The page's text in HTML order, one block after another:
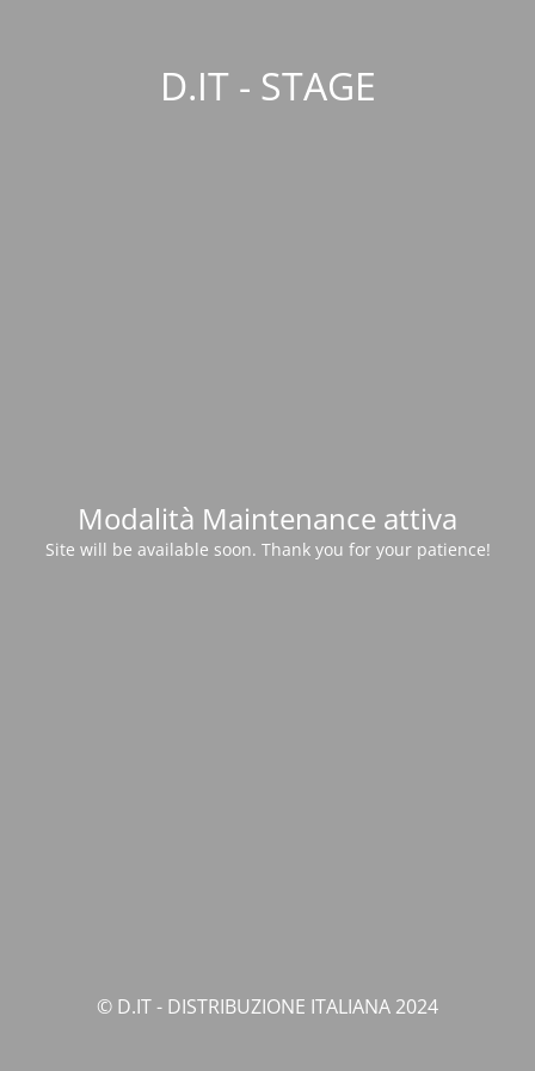
D.IT - STAGE
Modalità Maintenance attiva
Site will be available soon. Thank you for your patience!
© D.IT - DISTRIBUZIONE ITALIANA 2024